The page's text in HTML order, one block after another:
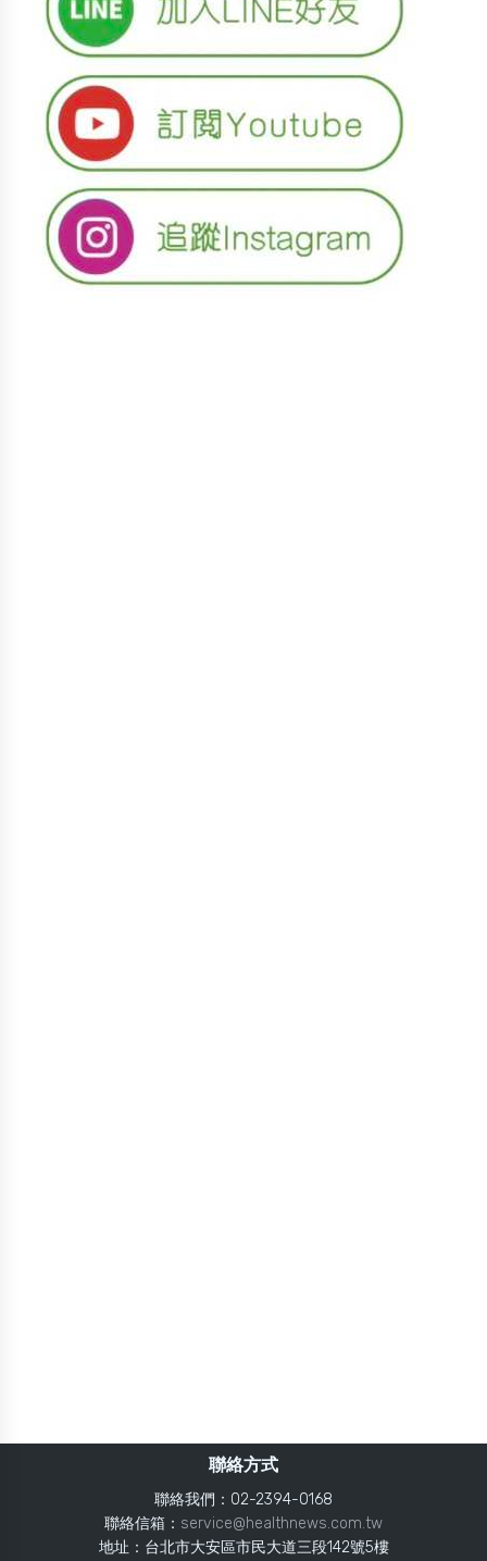
聯絡方式
聯絡我們：02-2394-0168
聯絡信箱： service@healthnews.com.tw
地址：台北市大安區市民大道三段142號5樓